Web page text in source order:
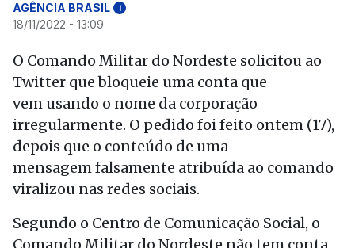
AGÊNCIA BRASIL i
18/11/2022 - 13:09
O Comando Militar do Nordeste solicitou ao
Twitter que bloqueie uma conta que
vem usando o nome da corporação
irregularmente. O pedido foi feito ontem (17),
depois que o conteúdo de uma
mensagem falsamente atribuída ao comando
viralizou nas redes sociais.
Segundo o Centro de Comunicação Social, o